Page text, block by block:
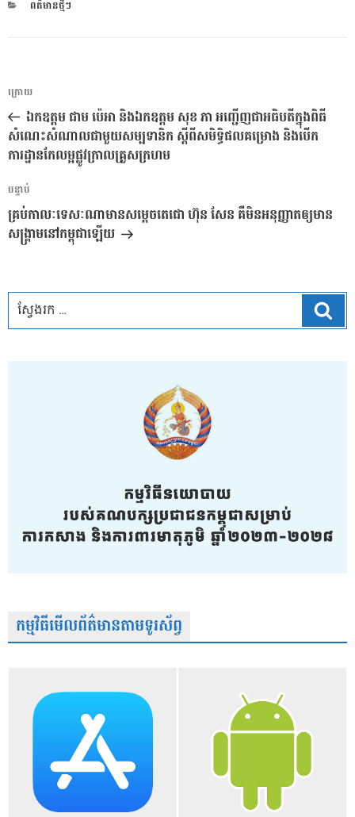
CATEGORIES
ពត៌មានថ្មីៗ
ការ​
នាំទិស​
ប្រកាស
អត្ថបទ
មុន
ក្រោយ
ឯកឧត្តម ជាម ប៉េអា និងឯកឧត្តម សុខ ភា អញ្ជើញជាអធិបតីក្នុងពិធី
សំណេះសំណាលជាមួយសម្បទានិក ស្ដីពីសមិទ្ធិផលគម្រោង និងបើក
ការដ្ឋានកែលម្អផ្លូវក្រាលគ្រួសក្រហម
អត្ថបទ
បន្ទាប់
បន្ទាប់
គ្រប់កាលៈទេសៈណាមានសម្តេចតេជោ ហ៊ុន សែន គឺមិនអនុញ្ញាតឲ្យមាន
សង្រ្គាមនៅកម្ពុជាឡើយ
កម្មវិធីមើលព័ត៌មានតាមទូរស័ព្វ